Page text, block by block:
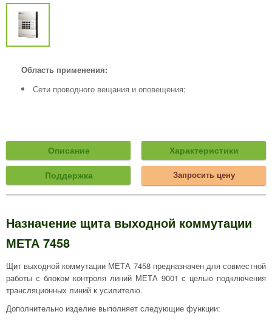
Область применения:
Сети проводного вещания и оповещения;
Описание Характеристики
Поддержка Запросить цену
Назначение щита выходной коммутации
МЕТА 7458
Щит выходной коммутации МЕТА 7458 предназначен для совместной
работы с блоком контроля линий МЕТА 9001 с целью подключения
трансляционных линий к усилителю.
Дополнительно изделие выполняет следующие функции: